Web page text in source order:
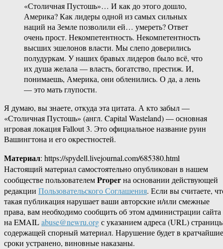
«Столичная Пустошь»… И как до этого дошло,
Америка? Как лидеры одной из самых сильных
наций на Земле позволили ей… умереть? Ответ
очень прост. Некомпетентность. Некомпетентность
высших эшелонов власти. Мы слепо доверились
полудуркам. У наших бравых лидеров было всё, что
их душа желала — власть, богатство, престиж. И,
понимаешь, Америка, они обленились. О да, а лень
— это мать глупости.
Я думаю, вы знаете, откуда эта цитата. А кто забыл —
«Столичная Пустошь» (англ. Capital Wasteland) — основная
игровая локация Fallout 3. Это официальное название руин
Вашингтона и его окрестностей.
Материал: https://spydell.livejournal.com/685380.html
Настоящий материал самостоятельно опубликован в нашем
сообществе пользователемProperна основании действующей
редакции Пользовательского Соглашения. Если вы считаете,
такая публикация нарушает ваши авторские и/или смежные
права, вам необходимо сообщить об этом администрации сайта
на EMAILabuse@newru.orgс указанием адреса (URL)
содержащей спорный материал. Нарушение будет в кратчайшие
сроки устранено, виновные наказаны.